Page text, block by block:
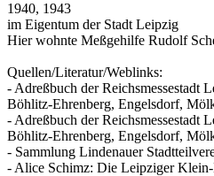
1940, 1943
im Eigentum der Stadt Leipzig
Hier wohnte Meßgehilfe Rudolf
Quellen/Literatur/Weblinks:
- Adreßbuch der Reichsmessestadt
Böhlitz-Ehrenberg, Engelsdorf,
- Adreßbuch der Reichsmessestadt
Böhlitz-Ehrenberg, Engelsdorf,
- Sammlung Lindenauer
- Alice Schimz: Die Leipziger